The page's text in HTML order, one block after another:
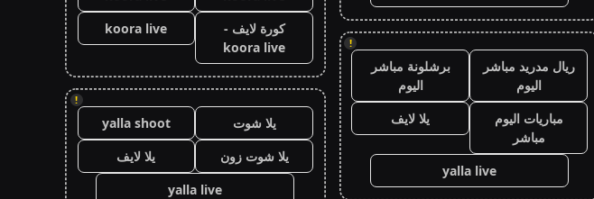
!
ريال مدريد مباشر
اليوم
برشلونة مباشر
اليوم
مباريات اليوم
مباشر
يلا لايف
yalla live
كورة لايف -
koora live
koora live
!
يلا شوت
yalla shoot
يلا شوت زون
يلا لايف
yalla live